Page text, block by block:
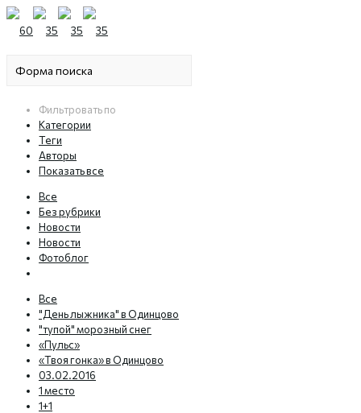
Фильтровать по
Категории
Теги
Авторы
Показать все
Все
Без рубрики
Новости
Новости
Фотоблог
Все
"День лыжника" в Одинцово
"тупой" морозный снег
«Пульс»
«Твоя гонка» в Одинцово
03.02.2016
1 место
1+1